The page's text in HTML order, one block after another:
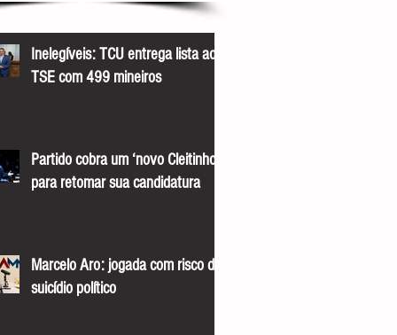
Inelegíveis: TCU entrega lista ao
TSE com 499 mineiros
Partido cobra um ‘novo Cleitinho’
para retomar sua candidatura
Marcelo Aro: jogada com risco de
suicídio político